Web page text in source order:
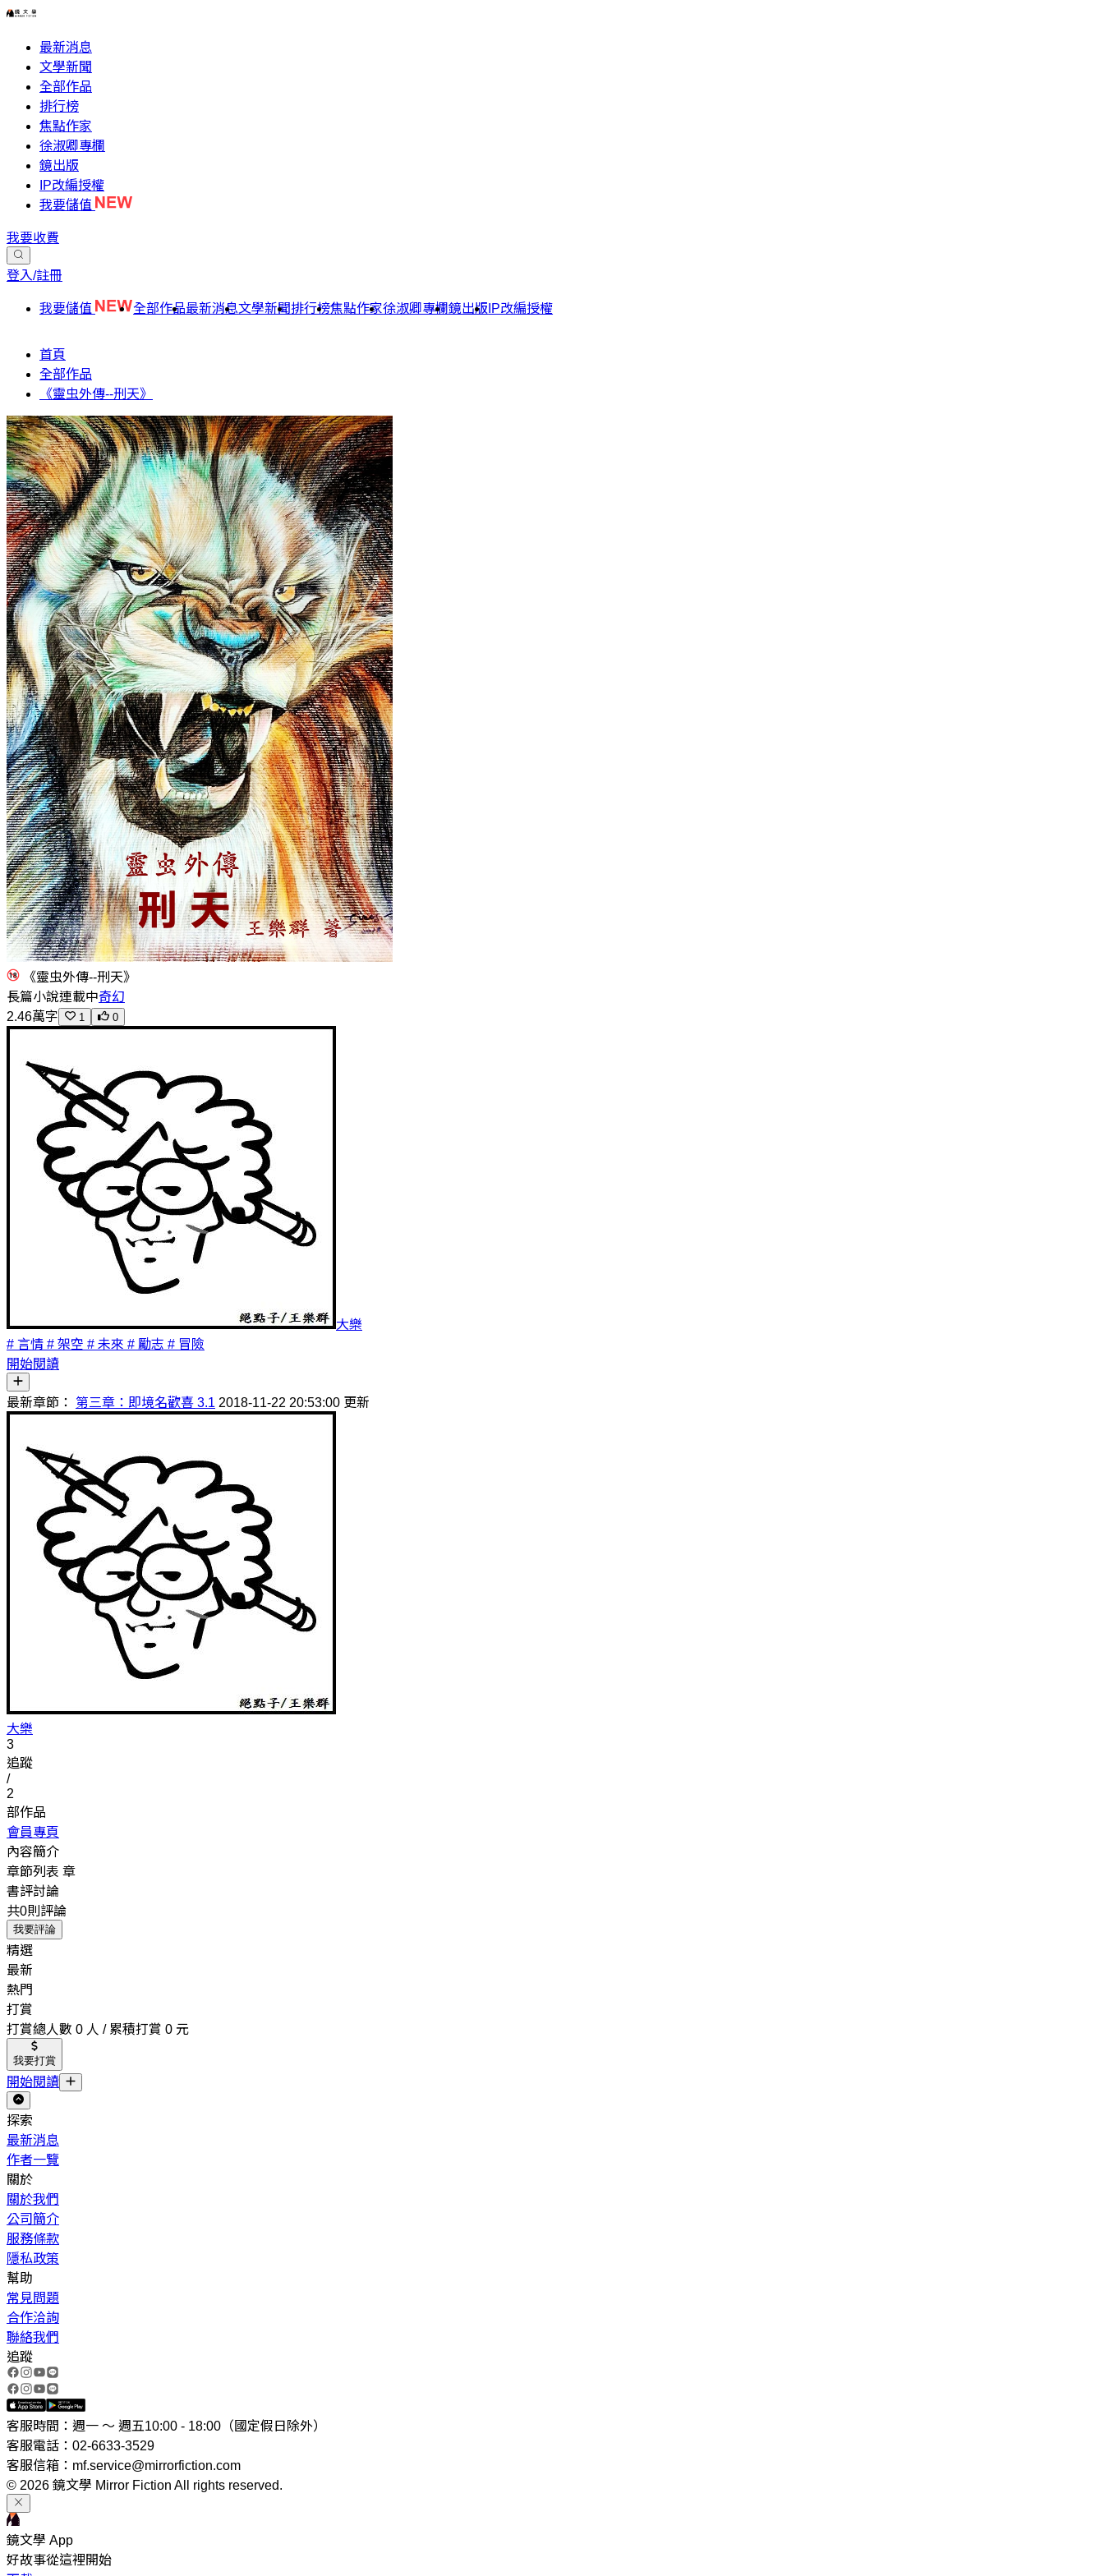
最新消息
文學新聞
全部作品
排行榜
焦點作家
徐淑卿專欄
鏡出版
IP改編授權
我要儲值
我要收費
登入/註冊
我要儲值 全部作品最新消息文學新聞排行榜焦點作家徐淑卿專欄鏡出版 IP改編授權
首頁
全部作品
《靈虫外傳--刑天》
《靈虫外傳--刑天》
長篇小說連載中奇幻
2.46萬字
1 0
大樂
# 言情 # 架空 # 未來 # 勵志 # 冒險
開始閱讀
最新章節： 第三章：即境名歡喜 3.1 2018-11-22 20:53:00 更新
大樂
3
追蹤
/
2
部作品
會員專頁
內容簡介
章節列表 章
書評討論
共0則評論
我要評論
精選
最新
熱門
打賞
打賞總人數 0 人 / 累積打賞 0 元
我要打賞
開始閱讀
探索
最新消息
作者一覽
關於
關於我們
公司簡介
服務條款
隱私政策
幫助
常見問題
合作洽詢
聯絡我們
追蹤
客服時間：週一 ～ 週五10:00 - 18:00（國定假日除外）
客服電話：02-6633-3529
客服信箱：mf.service@mirrorfiction.com
© 2026 鏡文學 Mirror Fiction All rights reserved.
鏡文學 App
好故事從這裡開始